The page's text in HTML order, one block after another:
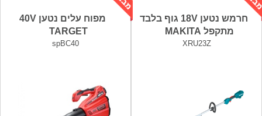
חרמש נטען 18V גוף בלבד
מתקפל MAKITA
XRU23Z
מפוח עלים נטען 40V
TARGET
spBC40